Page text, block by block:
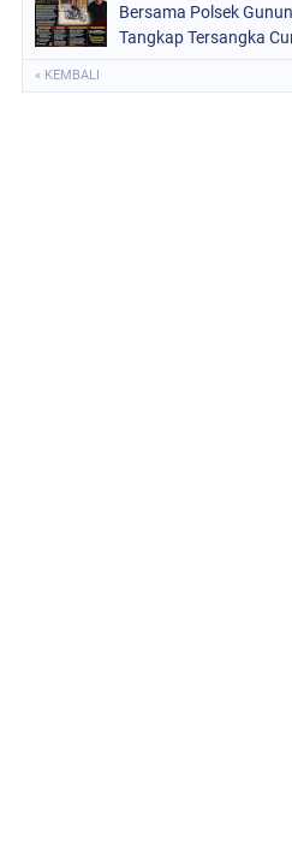
Bersama Polsek
Tangkap Tersangka
« KEMBALI